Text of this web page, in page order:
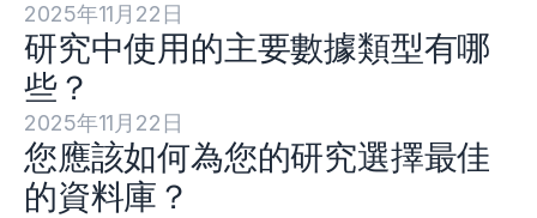
2025年11月22日
研究中使用的主要數據類型有哪
些？
2025年11月22日
您應該如何為您的研究選擇最佳
的資料庫？